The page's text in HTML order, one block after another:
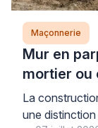
Maçonnerie
Mur en
mortier ou
La
une